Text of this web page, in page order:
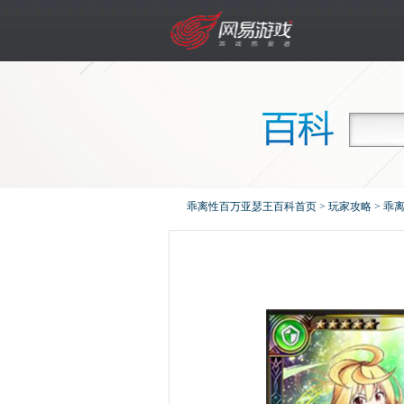
乖离性百万亚瑟王百科首页 > 玩家攻略 > 乖